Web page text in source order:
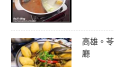
高雄。
廳